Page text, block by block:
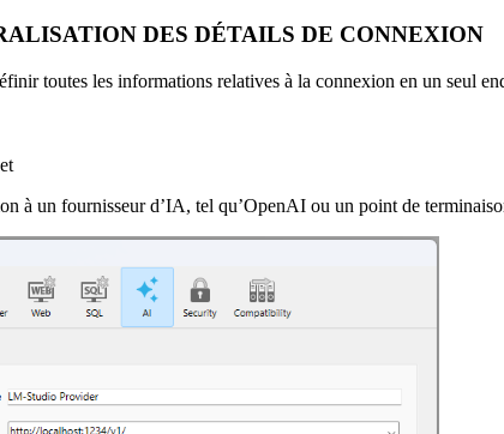
DES DÉTAILS DE CONNEXION
toutes les informations relatives à la connexion en un seul
à un fournisseur d’IA, tel qu’OpenAI ou un point de